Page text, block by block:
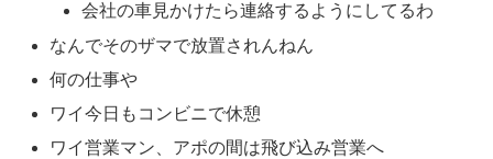
会社の車見かけたら連絡するようにしてるわ
なんでそのザマで放置されんねん
何の仕事や
ワイ今日もコンビニで休憩
ワイ営業マン、アポの間は飛び込み営業へ